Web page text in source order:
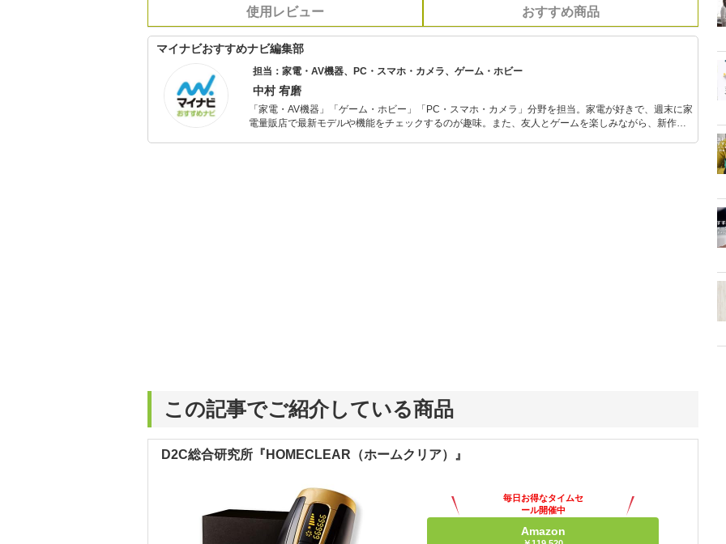
使用レビュー おすすめ商品
マイナビおすすめナビ編集部
担当：家電・AV機器、PC・スマホ・カメラ、ゲーム・ホビー
中村 宥磨
「家電・AV機器」「ゲーム・ホビー」「PC・スマホ・カメラ」分野を担当。家電が好きで、週末に家
電量販店で最新モデルや機能をチェックするのが趣味。また、友人とゲームを楽しみながら、新作タ
この記事でご紹介している商品
D2C総合研究所『HOMECLEAR（ホームクリア）』
毎日お得なタイムセ
ール開催中
Amazon